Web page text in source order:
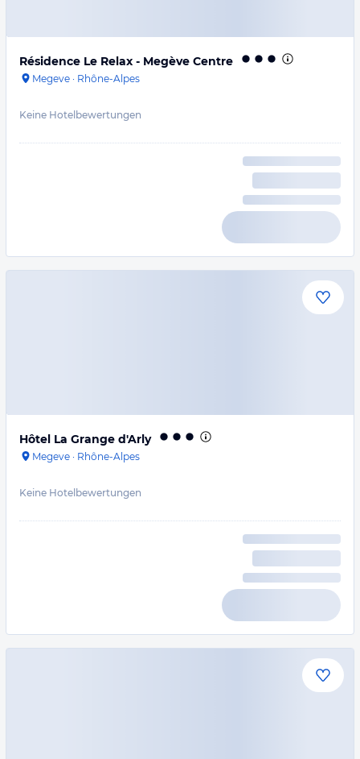
Résidence Le Relax - Megève Centre
Megeve · Rhône-Alpes
Keine Hotelbewertungen
Hôtel La Grange d'Arly
Megeve · Rhône-Alpes
Keine Hotelbewertungen